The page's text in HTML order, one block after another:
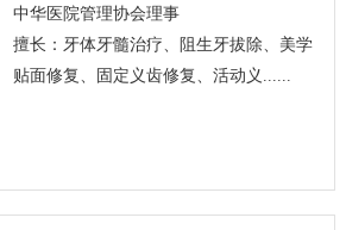
中华医院管理协会理事
擅长：牙体牙髓治疗、阻生牙拔除、美学
贴面修复、固定义齿修复、活动义......